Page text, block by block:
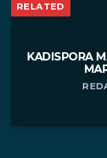
RELATED
KADISPORA